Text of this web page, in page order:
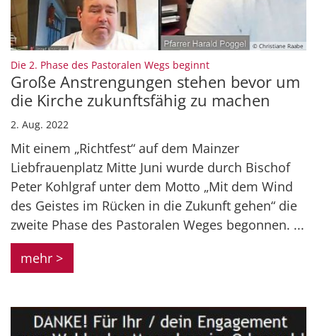
© Christiane Raabe
Die 2. Phase des Pastoralen Wegs beginnt:
Große Anstrengungen stehen bevor um
die Kirche zukunftsfähig zu machen
2. Aug. 2022
Mit einem „Richtfest“ auf dem Mainzer
Liebfrauenplatz Mitte Juni wurde durch Bischof
Peter Kohlgraf unter dem Motto „Mit dem Wind
des Geistes im Rücken in die Zukunft gehen“ die
zweite Phase des Pastoralen Weges begonnen. ...
mehr >